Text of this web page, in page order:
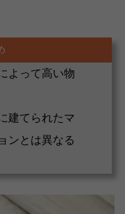
よって高い物
建てられたマ
ンとは異なる